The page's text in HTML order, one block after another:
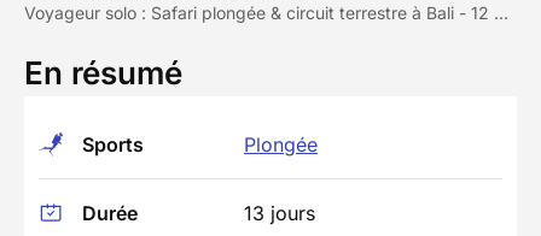
Voyageur solo : Safari plongée & circuit terrestre à Bali - 12 nuits
En résumé
Sports Plongée
Durée 13 jours